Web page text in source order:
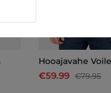
Hooajavahe
€59.99 €79.95